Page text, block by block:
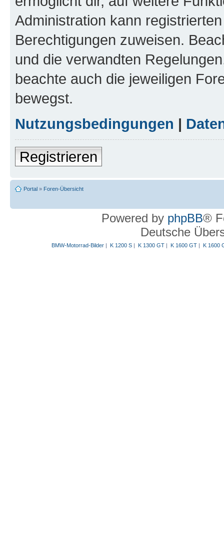
Administration kann
Berechtigungen zuweisen.
und die verwandten
beachte auch die jeweiligen
bewegst.
Nutzungsbedingungen |
Registrieren
Portal » Foren-Übersicht
Powered by phpBB®
Deutsche
BMW-Motorrad-Bilder| K 1200 S| K 1300 GT| K 1600 GT| K 1600